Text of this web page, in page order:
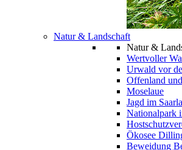
Natur & Landschaft
Natur &
Wertvoller
Urwald vor
Offenland
Moselaue
Jagd im
Nationalpark
Ökosee
Beweidung